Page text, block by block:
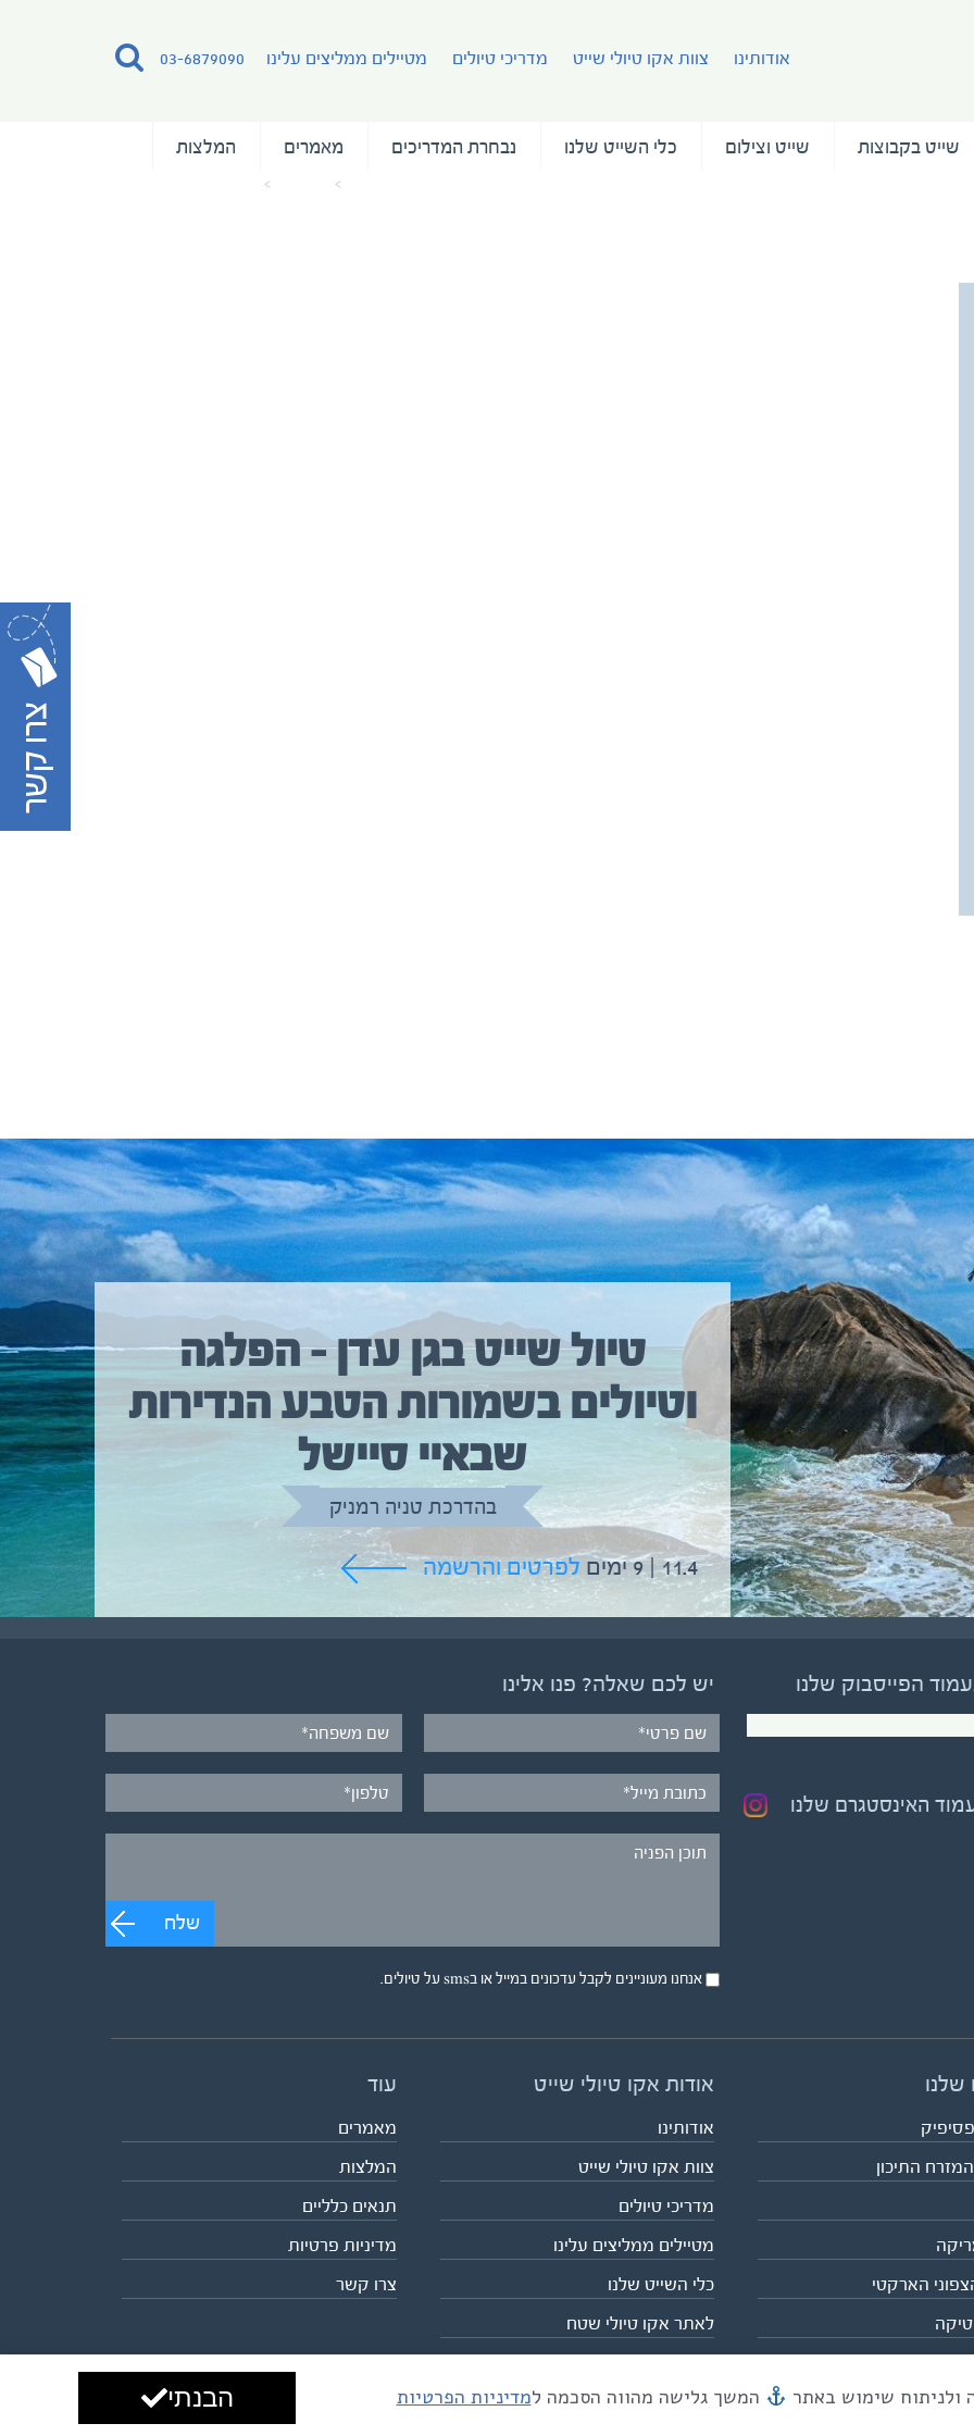
03-6879090 אודותינו צוות אקו טיולי שייט מדריכי טיולים מטיילים ממליצים עלינו
שייט בקבוצות שייט וצילום כלי השייט שלנו נבחרת המדריכים מאמרים המלצות
טיול שייט בגן עדן – הפלגה
וטיולים בשמורות הטבע הנדירות
שבאיי סיישל
בהדרכת טניה רמניק
11.4 | 9 ימים לפרטים והרשמה
טיול שייט מקיף איסלנד
בהדרכת גיל יניב
5.6 | 12 ימים לפרטים והרשמה
הפייסבוק שלנו
האינסטגרם שלנו
יש לכם שאלה? פנו אלינו
שלח
אנחנו מעוניינים לקבל עדכונים במייל או בsms על טיולים.
שלנו
התיכון
הארקטי
אודות אקו טיולי שייט
אודותינו
צוות אקו טיולי שייט
מדריכי טיולים
מטיילים ממליצים עלינו
כלי השייט שלנו
לאתר אקו טיולי שטח
עוד
מאמרים
המלצות
תנאים כלליים
מדיניות פרטיות
צרו קשר
מייל mail@eco.co.il | כתובתנו המסגר 55, תל אביב עיצוב ופיתוח: ביבר גלובל
המשך גלישה מהווה הסכמה למדיניות הפרטיות הבנתי